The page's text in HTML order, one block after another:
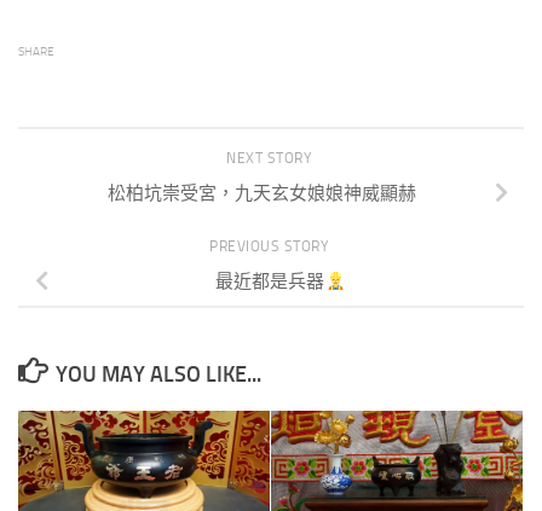
SHARE
NEXT STORY
松柏坑崇受宮，九天玄女娘娘神威顯赫
PREVIOUS STORY
最近都是兵器
YOU MAY ALSO LIKE...